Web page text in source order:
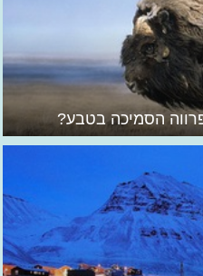
הסמיכה בטבע?